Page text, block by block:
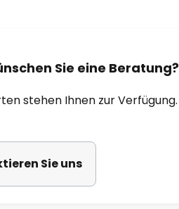
Sie eine Beratung?
stehen Ihnen zur Verfügung.
Sie uns